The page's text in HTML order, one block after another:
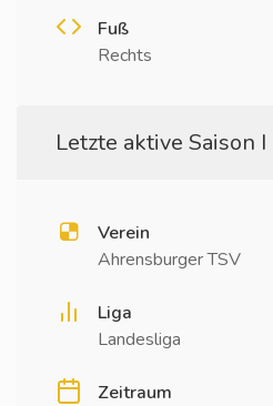
Fuß
Rechts
Letzte aktive Saison I
Verein
Ahrensburger TSV
Liga
Landesliga
Zeitraum